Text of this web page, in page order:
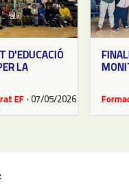
D'EDUCACIÓ
LA
EF· 07/05/2026